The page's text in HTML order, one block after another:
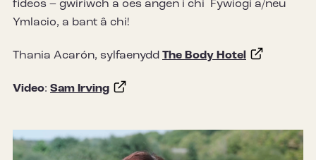
fideos – gwiriwch a oes angen i chi Fywiogi a/neu
Ymlacio, a bant â chi!
Thania Acarón, sylfaenydd The Body Hotel
Video: Sam Irving